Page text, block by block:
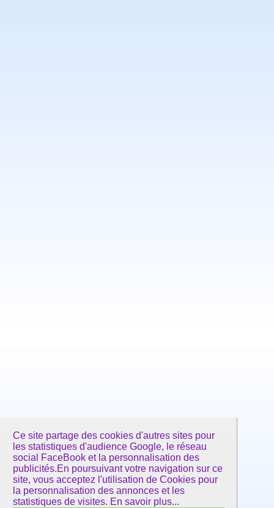
Ce site partage des cookies d'autres sites pour
les statistiques d'audience Google, le réseau
social FaceBook et la personnalisation des
publicités.En poursuivant votre navigation sur ce
site, vous acceptez l'utilisation de Cookies pour
la personnalisation des annonces et les
statistiques de visites. En savoir plus...